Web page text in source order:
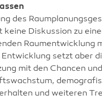
des
Diskussion zu
Raumentwicklung
Entwicklung setzt aber
mit den Chancen und
und weiteren